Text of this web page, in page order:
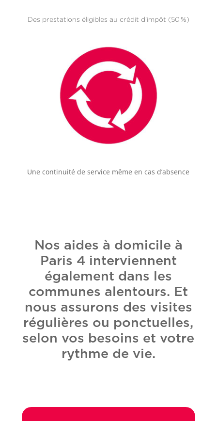
Des prestations éligibles au crédit d’impôt (50 %)
Une continuité de service même en cas d’absence
Nos aides à domicile à
Paris 4 interviennent
également dans les
communes alentours. Et
nous assurons des visites
régulières ou ponctuelles,
selon vos besoins et votre
rythme de vie.